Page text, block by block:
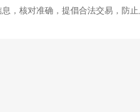
，核对准确，提倡合法交易，防止